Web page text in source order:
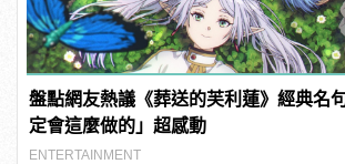
盤點網友熱議《葬送的芙利蓮》經典名
定會這麼做的」超感動
ENTERTAINMENT